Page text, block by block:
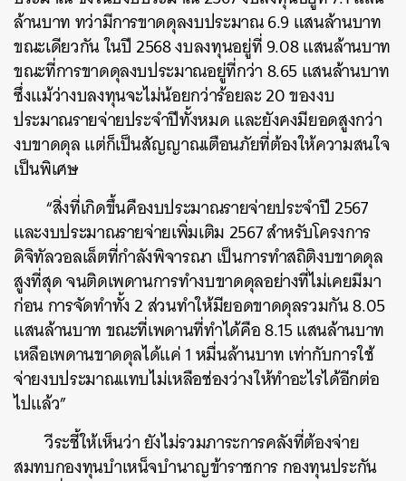
ล้านบาท ทว่ามีการขาดดุลงบประมาณ 6.9 แสนล้านบาท
ขณะเดียวกัน ในปี 2568 งบลงทุนอยู่ที่ 9.08 แสนล้านบาท
ขณะที่การขาดดุลงบประมาณอยู่ที่กว่า 8.65 แสนล้านบาท
ซึ่งแม้ว่างบลงทุนจะไม่น้อยกว่าร้อยละ 20 ของงบ
ประมาณรายจ่ายประจำปีทั้งหมด และยังคงมียอดสูงกว่า
งบขาดดุล แต่ก็เป็นสัญญาณเตือนภัยที่ต้องให้ความสนใจ
เป็นพิเศษ
“สิ่งที่เกิดขึ้นคืองบประมาณรายจ่ายประจำปี​ 2567
และงบประมาณรายจ่ายเพิ่มเติม 2567 สำหรับโครงการ
ดิจิทัลวอลเล็ตที่กำลังพิจารณา เป็นการทำสถิติงบขาดดุล
สูงที่สุด จนติดเพดานการทำงบขาดดุลอย่างที่ไม่เคยมีมา
ก่อน การจัดทำทั้ง 2 ส่วนทำให้มียอดขาดดุลรวมกัน 8.05
แสนล้านบาท ขณะที่เพดานที่ทำได้คือ 8.15 แสนล้านบาท
เหลือเพดานขาดดุลได้แค่ 1 หมื่นล้านบาท เท่ากับการใช้
จ่ายงบประมาณแทบไม่เหลือช่องว่างให้ทำอะไรได้อีกต่อ
ไปแล้ว”
วีระชี้ให้เห็นว่า ยังไม่รวมภาระการคลังที่ต้องจ่าย
สมทบกองทุนบำเหน็จบำนาญข้าราชการ กองทุนประกัน